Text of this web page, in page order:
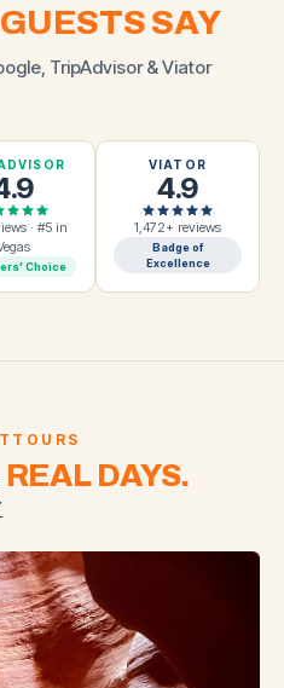
GUESTS SAY
TripAdvisor & Viator
· #5 in
Choice
VIATOR
4.9
1,472+ reviews
Badge of
Excellence
REAL DAYS.